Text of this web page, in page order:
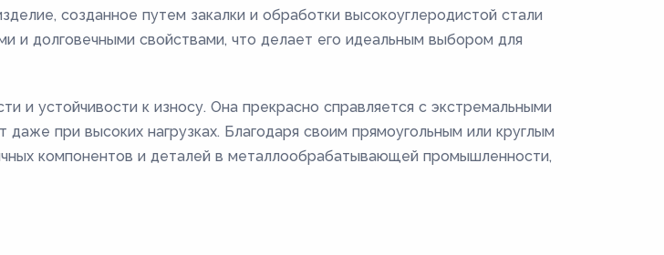
созданное путем закалки и обработки высокоуглеродистой стали
и долговечными свойствами, что делает его идеальным выбором для
и устойчивости к износу. Она прекрасно справляется с экстремальными
при высоких нагрузках. Благодаря своим прямоугольным или круглым
компонентов и деталей в металлообрабатывающей промышленности,